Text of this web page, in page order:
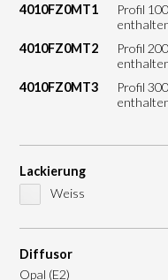
4010FZ0MT1
Profil
4010FZ0MT2
Profil
4010FZ0MT3
Profil
Lackierung
Weiss
Diffusor
Opal (E2)